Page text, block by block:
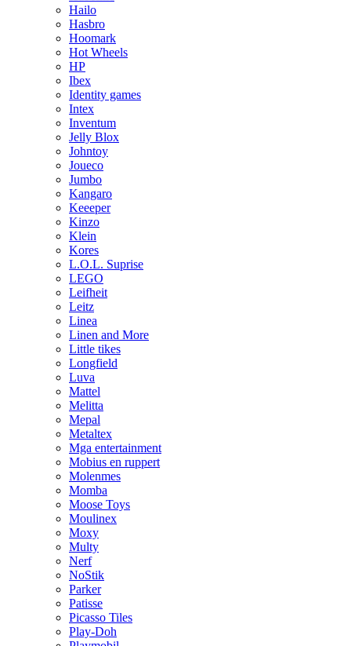
Hailo
Hasbro
Hoomark
Hot Wheels
HP
Ibex
Identity games
Intex
Inventum
Jelly Blox
Johntoy
Joueco
Jumbo
Kangaro
Keeeper
Kinzo
Klein
Kores
L.O.L. Suprise
LEGO
Leifheit
Leitz
Linea
Linen and More
Little tikes
Longfield
Luva
Mattel
Melitta
Mepal
Metaltex
Mga entertainment
Mobius en ruppert
Molenmes
Momba
Moose Toys
Moulinex
Moxy
Multy
Nerf
NoStik
Parker
Patisse
Picasso Tiles
Play-Doh